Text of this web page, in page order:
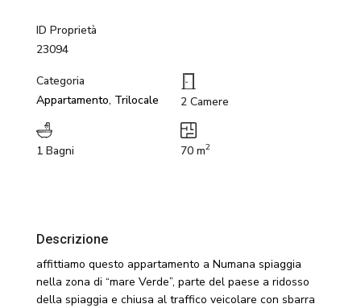
ID Proprietà
23094
Categoria
Appartamento, Trilocale 2 Camere
1 Bagni 70 m2
Descrizione
affittiamo questo appartamento a Numana spiaggia
nella zona di “mare Verde”, parte del paese a ridosso
della spiaggia e chiusa al traffico veicolare con sbarra